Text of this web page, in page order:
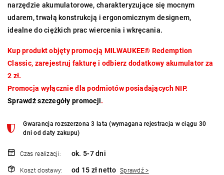
narzędzie akumulatorowe, charakteryzujące się mocnym
udarem, trwałą konstrukcją i ergonomicznym designem,
idealne do ciężkich prac wiercenia i wkręcania.
Kup produkt objęty promocją MILWAUKEE® Redemption
Classic, zarejestruj fakturę i odbierz dodatkowy akumulator za
2 zł.
Promocja wyłącznie dla podmiotów posiadających NIP.
Sprawdź szczegóły promocji.
Gwarancja rozszerzona 3 lata (wymagana rejestracja w ciągu 30
dni od daty zakupu)
Czas realizacji: ok. 5-7 dni
Koszt dostawy: od 15 zł netto Sprawdź >